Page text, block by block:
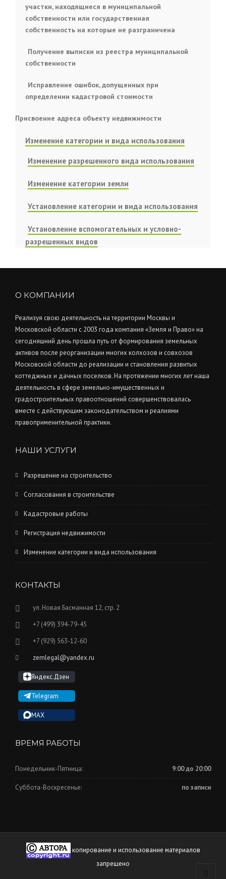
участки, находящиеся в муниципальной
собственности или государственная
собственность на которые не разграничена
Получение выписки из реестра муниципальной
собственности
Исправление ошибок, допущенных при
определении кадастровой стоимости
Присвоение адреса объекту недвижимости
Изменение категории и вида использования
Изменение разрешенного вида использования
Изменение категории земли
Установление категории и вида использования
Установление вспомогательных и условно-
разрешенных видов
О КОМПАНИИ
Реализуя свою деятельность на территории Москвы и
Московской области с 2003 года компания «Земля и Право» на
сегодняшний день прошла путь от формирования земельных
активов после реорганизации многих колхозов и совхозов
Московской области до реализации и становления развитых
коттеджных и дачных поселков. На протяжении многих лет наша
деятельность в сфере земельно-имущественных и
градостроительных правоотношений совершенствовалась
вместе с действующим законодательством и реалиями
правоприменительной практики.
НАШИ УСЛУГИ
Разрешение на строительство
Согласования в строительстве
Кадастровые работы
Регистрация недвижимости
Изменение категории и вида использования
КОНТАКТЫ
ул. Новая Басманная 12, стр. 2
+7 (499) 394-79-45
+7 (929) 563-12-60
zemlegal@yandex.ru
Яндекс.Дзен
Telegram
MAX
ВРЕМЯ РАБОТЫ
Понедельник-Пятница: 9:00 до 20:00
Суббота-Воскресенье: по записи
копирование и использование материалов
запрещено